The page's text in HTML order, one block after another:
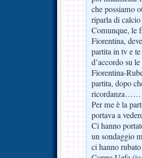
che possiamo
riparla di
Comunque, le
Fiorentina,
partita in tv e
d’accordo su
Fiorentina-
partita, dopo
ricordanza……
Per me è la
portava a
Ci hanno
un sondaggio
ci hanno